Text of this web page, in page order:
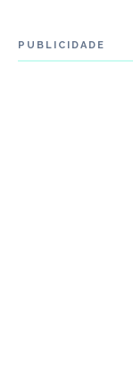
PUBLICIDADE